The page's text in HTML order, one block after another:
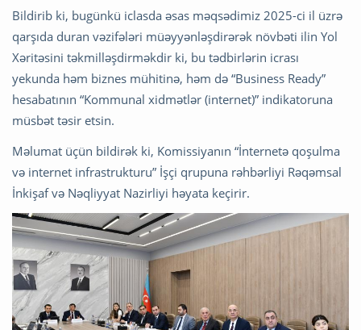
Bildirib ki, bugünkü iclasda əsas məqsədimiz 2025-ci il üzrə
qarşıda duran vəzifələri müəyyənləşdirərək növbəti ilin Yol
Xəritəsini təkmilləşdirməkdir ki, bu tədbirlərin icrası
yekunda həm biznes mühitinə, həm də “Business Ready”
hesabatının “Kommunal xidmətlər (internet)” indikatoruna
müsbət təsir etsin.
Məlumat üçün bildirək ki, Komissiyanın “İnternetə qoşulma
və internet infrastrukturu” İşçi qrupuna rəhbərliyi Rəqəmsal
İnkişaf və Nəqliyyat Nazirliyi həyata keçirir.